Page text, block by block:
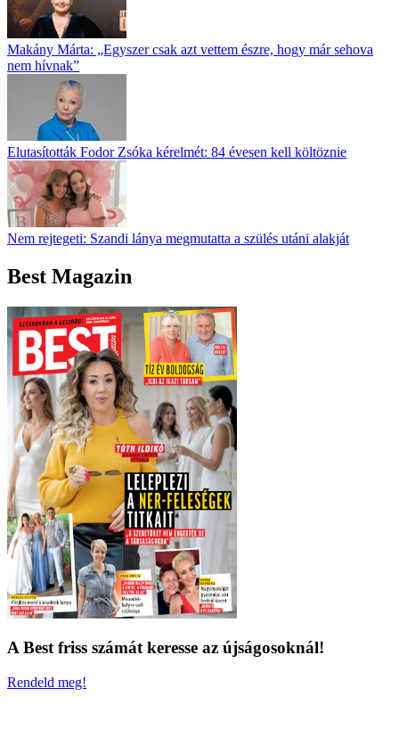
Makány Márta: „Egyszer csak azt vettem észre, hogy már sehova
nem hívnak”
Elutasították Fodor Zsóka kérelmét: 84 évesen kell költöznie
Nem rejtegeti: Szandi lánya megmutatta a szülés utáni alakját
Best Magazin
A Best friss számát keresse az újságosoknál!
Rendeld meg!